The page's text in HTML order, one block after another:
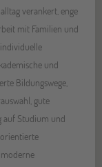
verankert, enge
mit Familien und
und
Bildungswege,
gute
auf Studium und